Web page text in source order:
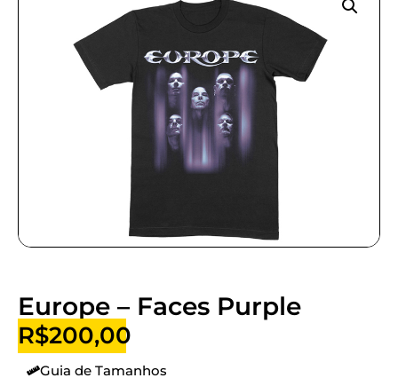
Europe – Faces Purple
R$200,00
Guia de Tamanhos